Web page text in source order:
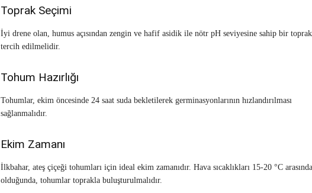
Toprak Seçimi
İyi drene olan, humus açısından zengin ve hafif asidik ile nötr pH seviyesine sahip bir toprak
tercih edilmelidir.
Tohum Hazırlığı
Tohumlar, ekim öncesinde 24 saat suda bekletilerek germinasyonlarının hızlandırılması
sağlanmalıdır.
Ekim Zamanı
İlkbahar, ateş çiçeği tohumları için ideal ekim zamanıdır. Hava sıcaklıkları 15-20 °C arasında
olduğunda, tohumlar toprakla buluşturulmalıdır.